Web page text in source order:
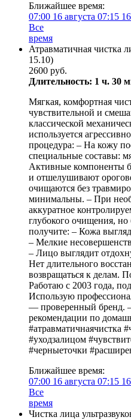
Ближайшее время:
07:00 16 августа 07:15
Все
время
Атравматичная
15.10)
2600 руб.
Длительность: 1 ч. 30
Мягкая, комфортная
чувствительной и
классической
используется
процедура: – На кожу
специальные составы:
Активные компоненты
и отшелушивают
очищаются без
минимальны. – При
аккуратное
глубокого очищения,
получите: – Кожа
– Мелкие
– Лицо выглядит
Нет длительного
возвращаться к делам.
Работаю с 2003 года,
Использую
— проверенный бренд.
рекомендации по
#атравматичнаячистка
#уходзалицом
#черныеточки
Ближайшее время:
07:00 16 августа 07:15
Все
время
Чистка лица